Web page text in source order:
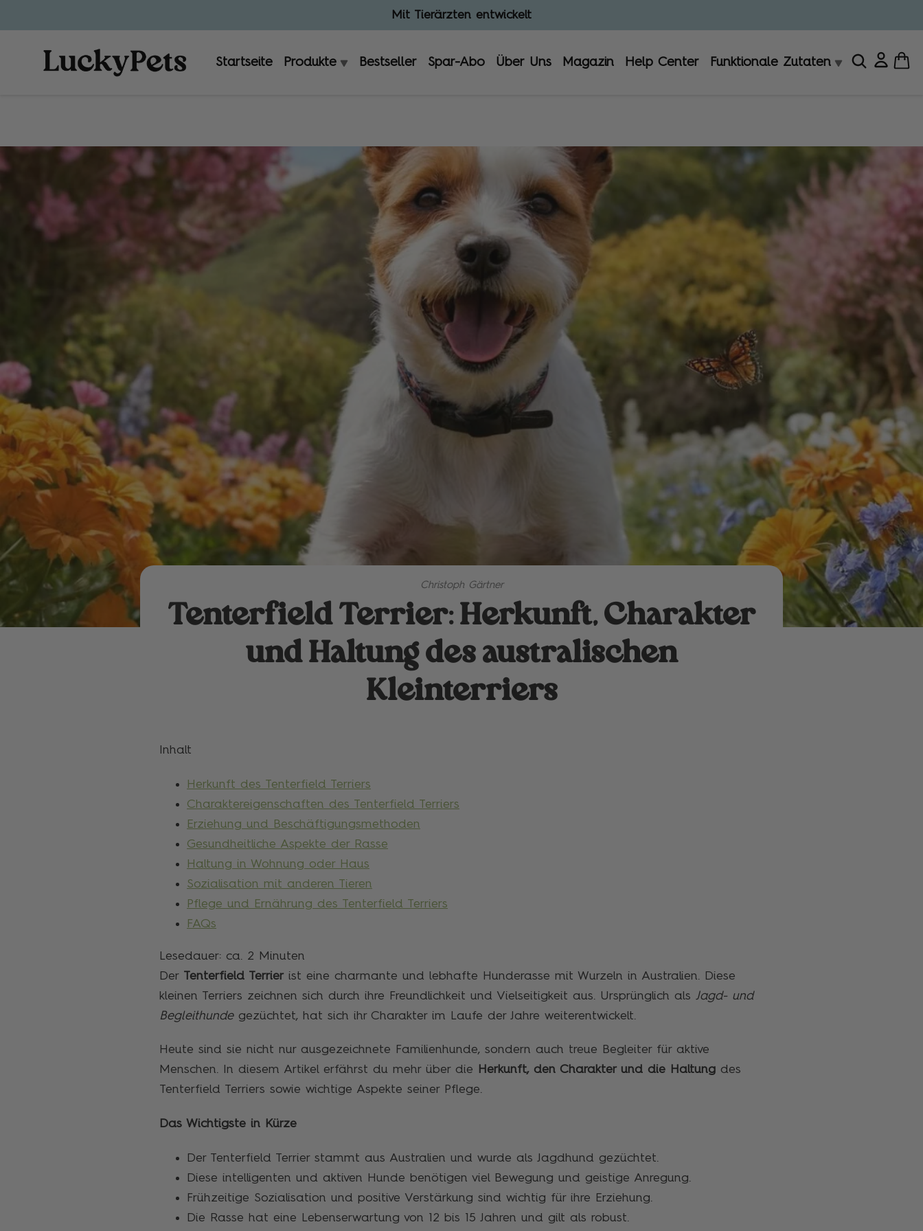
20% sparen als Abokunde
Startseite Produkte Bestseller Spar-Abo Über Uns Magazin Help Center Funktionale Zutaten
Christoph Gärtner
Tenterfield Terrier: Herkunft, Charakter
und Haltung des australischen
Kleinterriers
Inhalt
Herkunft des Tenterfield Terriers
Charaktereigenschaften des Tenterfield Terriers
Erziehung und Beschäftigungsmethoden
Gesundheitliche Aspekte der Rasse
Haltung in Wohnung oder Haus
Sozialisation mit anderen Tieren
Pflege und Ernährung des Tenterfield Terriers
FAQs
Lesedauer: ca. 2
Minuten
Der Tenterfield Terrier ist eine charmante und lebhafte Hunderasse mit Wurzeln in Australien. Diese
kleinen Terriers zeichnen sich durch ihre Freundlichkeit und Vielseitigkeit aus. Ursprünglich als Jagd- und
Begleithundegezüchtet, hat sich ihr Charakter im Laufe der Jahre weiterentwickelt.
Heute sind sie nicht nur ausgezeichnete Familienhunde, sondern auch treue Begleiter für aktive
Menschen. In diesem Artikel erfährst du mehr über die
Herkunft, den Charakter und die Haltung des
Tenterfield Terriers sowie wichtige Aspekte seiner Pflege.
Das Wichtigste in Kürze
Der Tenterfield Terrier stammt aus Australien und wurde als Jagdhund gezüchtet.
Diese intelligenten und aktiven Hunde benötigen viel Bewegung und geistige Anregung.
Frühzeitige Sozialisation und positive Verstärkung sind wichtig für ihre Erziehung.
Die Rasse hat eine Lebenserwartung von 12 bis 15 Jahren und gilt als robust.